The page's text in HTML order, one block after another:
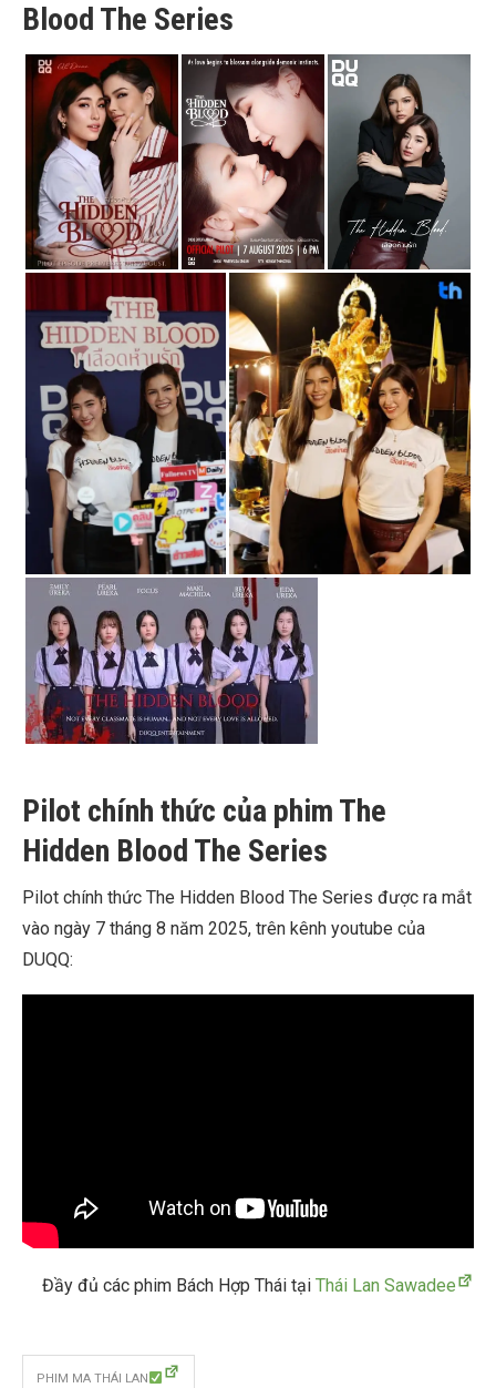
Blood The Series
Pilot chính thức của phim The
Hidden Blood The Series
Pilot chính thức The Hidden Blood The Series được ra mắt
vào ngày 7 tháng 8 năm 2025, trên kênh youtube của
DUQQ:
Đầy đủ các phim Bách Hợp Thái tại Thái Lan Sawadee
PHIM MA THÁI LAN